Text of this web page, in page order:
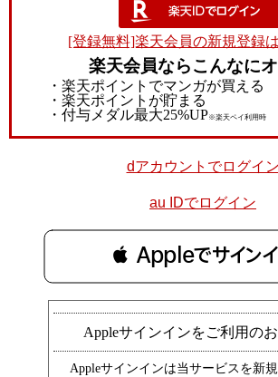
[登録無料]楽天会員の新規登録
楽天会員ならこんなに
・楽天ポイントでマンガが買える
・楽天ポイントが貯まる
・付与メダル最大25%UP※楽天ペイ利用時
dアカウントでログイン
au IDでログイン
 Appleでサイン
Appleサインインをご利用の
Appleサインインは当サービスを新